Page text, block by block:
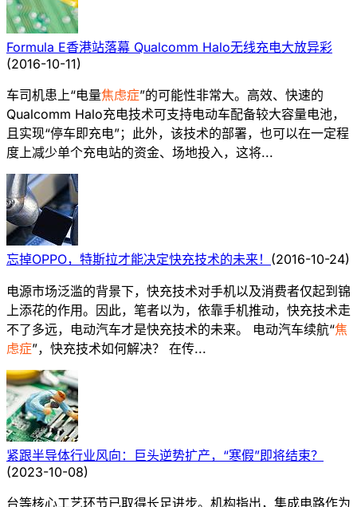
Formula E香港站落幕 Qualcomm Halo无线充电大放异彩
(2016-10-11)
车司机患上“电量焦虑症”的可能性非常大。高效、快速的
Qualcomm Halo充电技术可支持电动车配备较大容量电池，
且实现“停车即充电”；此外，该技术的部署，也可以在一定程
度上减少单个充电站的资金、场地投入，这将...
忘掉OPPO，特斯拉才能决定快充技术的未来！ (2016-10-24)
电源市场泛滥的背景下，快充技术对手机以及消费者仅起到锦
上添花的作用。因此，笔者以为，依靠手机推动，快充技术走
不了多远，电动汽车才是快充技术的未来。 电动汽车续航“焦
虑症”，快充技术如何解决？ 在传...
紧跟半导体行业风向：巨头逆势扩产，“寒假”即将结束？
(2023-10-08)
台等核心工艺环节已取得长足进步。机构指出，集成电路作为